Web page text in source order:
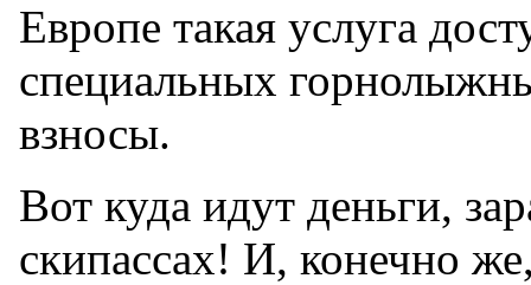
Европе такая услуга
специальных
взносы.
Вот куда идут деньги,
скипассах! И, конечно